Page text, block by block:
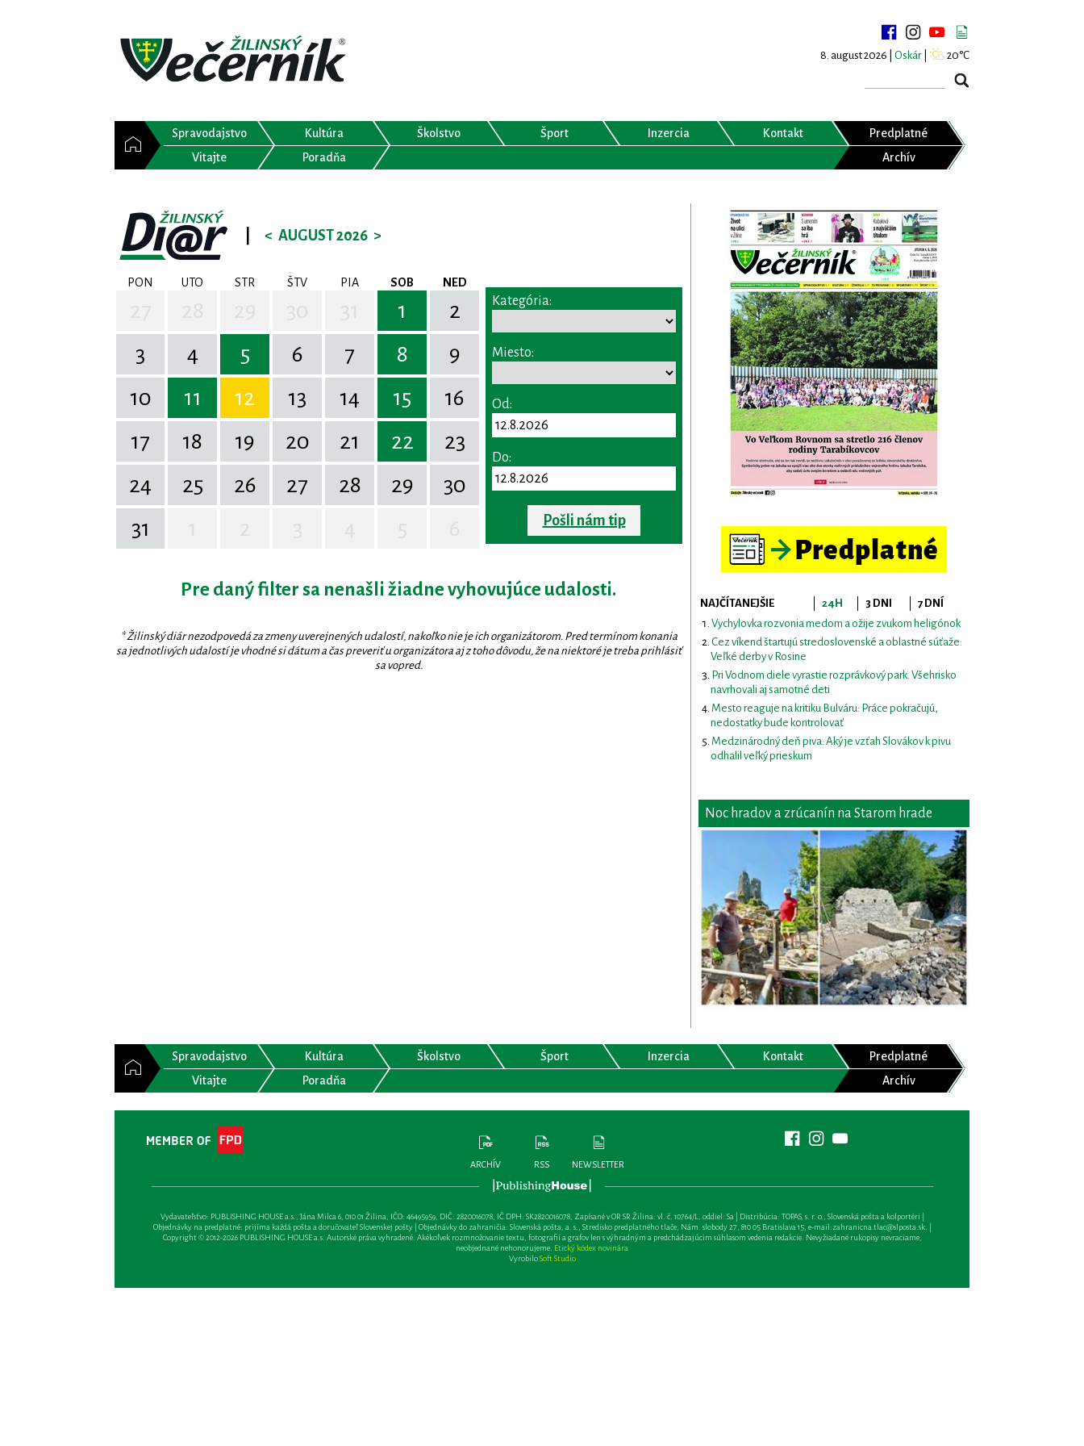
8. august 2026 | Oskár 20°C
Spravodajstvo Kultúra Školstvo Šport Inzercia Kontakt
Predplatné
Vitajte
Poradňa Archív
< AUGUST 2026 >
PON UTO STR ŠTV PIA SOB NED
1
2
3
4 5 6 7 8
9
10
11 12 13 14 15
16
17
18 19 20 21 22
23
24
25 26 27 28 29
30
31
Kategória:
Miesto:
Od:
Do:
Pošli nám tip
Pre daný filter sa nenašli žiadne vyhovujúce udalosti.
* Žilinský diár nezodpovedá za zmeny uverejnených udalostí, nakoľko nie je ich organizátorom. Pred termínom konania
sa jednotlivých udalostí je vhodné si dátum a čas preveriť u organizátora aj z toho dôvodu, že na niektoré je treba prihlásiť
sa vopred.
NAJČÍTANEJŠIE 24H 3 DNI
7 DNÍ
Vychylovka rozvonia medom a ožije zvukom heligónok
Cez víkend štartujú stredoslovenské a oblastné súťaže:
Veľké derby v Rosine
Pri Vodnom diele vyrastie rozprávkový park. Všehrisko
navrhovali aj samotné deti
Mesto reaguje na kritiku Bulváru: Práce pokračujú,
nedostatky bude kontrolovať
Medzinárodný deň piva: Aký je vzťah Slovákov k pivu
odhalil veľký prieskum
Noc hradov a zrúcanín na Starom hrade
Spravodajstvo Kultúra Školstvo Šport Inzercia Kontakt
Predplatné
Vitajte
Poradňa Archív
ARCHÍV RSS NEWSLETTER
Vydavateľsťvo: PUBLISHING HOUSE a.s., Jána Milca 6, 010 01 Žilina, IČO: 46495959, DIČ: 2820016078, IČ DPH: SK2820016078, Zapísané v OR SR Žilina: vl. č. 10764/L, oddiel: Sa | Distribúcia: TOPAS, s. r. o., Slovenská pošta a kolportéri |
Objednávky na predplatné: prijíma každá pošta a doručovateľ Slovenskej pošty | Objednávky do zahraničia: Slovenská pošta, a. s., Stredisko predplatného tlače, Nám. slobody 27, 810 05 Bratislava 15, e-mail:zahranicna.tlac@slposta.sk. |
Copyright © 2012-2026 PUBLISHING HOUSE a.s. Autorské práva vyhradené. Akékoľvek rozmnožovanie textu, fotografií a grafov len s výhradným a predchádzajúcim súhlasom vedenia redakcie. Nevyžiadané rukopisy nevraciame,
neobjednané nehonorujeme. Etický kódex novinára
VyrobiloSoft Studio